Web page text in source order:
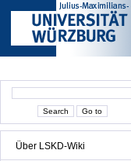
Über LSKD-Wiki